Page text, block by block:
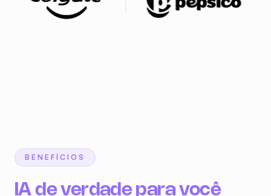
BENEFÍCIOS